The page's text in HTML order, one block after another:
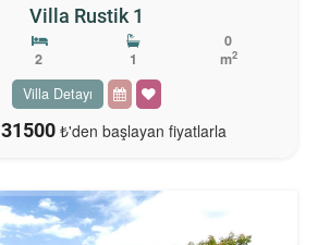
Villa Rustik 1
2 1
0
m2
Villa Detayı
31500 ₺'den başlayan fiyatlarla